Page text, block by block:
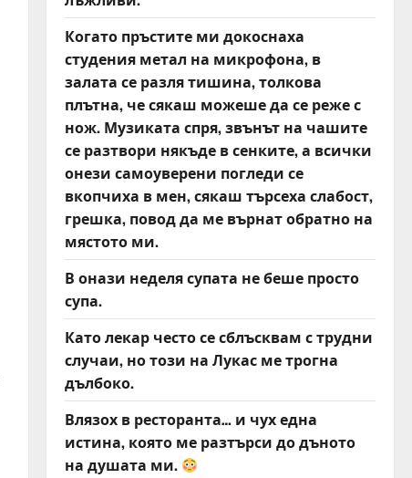
Когато пръстите ми докоснаха
студения метал на микрофона, в
залата се разля тишина, толкова
плътна, че сякаш можеше да се реже с
нож. Музиката спря, звънът на чашите
се разтвори някъде в сенките, а всички
онези самоуверени погледи се
вкопчиха в мен, сякаш търсеха слабост,
грешка, повод да ме върнат обратно на
мястото ми.
В онази неделя супата не беше просто
супа.
Като лекар често се сблъсквам с трудни
случаи, но този на Лукас ме трогна
дълбоко.
Влязох в ресторанта… и чух една
истина, която ме разтърси до дъното
на душата ми.